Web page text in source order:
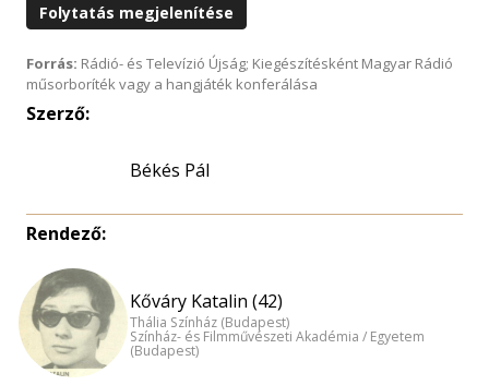
Folytatás megjelenítése
Forrás: Rádió- és Televízió Újság; Kiegészítésként Magyar Rádió
műsorboríték vagy a hangjáték konferálása
Szerző:
Békés Pál
Rendező:
Kőváry Katalin (42)
Thália Színház (Budapest)
Színház- és Filmművészeti Akadémia / Egyetem
(Budapest)